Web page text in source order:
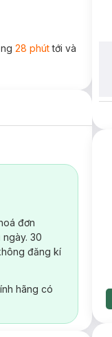
28 phúttới và
đơn
30
đăng kí
hãng có